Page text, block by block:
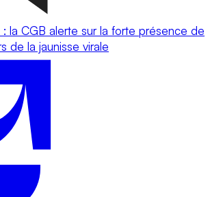
la CGB alerte sur la forte présence de
de la jaunisse virale